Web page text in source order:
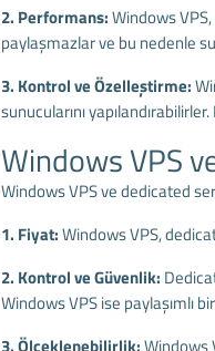
2. Performans:Windows
paylaşmazlar ve bu nedenle
3. Kontrol ve Özelleştirme:
sunucularını
Windows VPS
Windows VPS ve dedicated
1. Fiyat:Windows VPS,
2. Kontrol ve Güvenlik:
Windows VPS ise paylaşımlı